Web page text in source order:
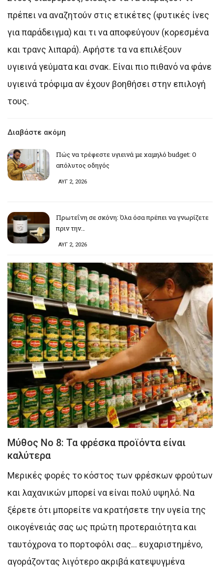
πρέπει να αναζητούν στις ετικέτες (φυτικές ίνες
για παράδειγμα) και τι να αποφεύγουν (κορεσμένα
και τρανς λιπαρά). Αφήστε τα να επιλέξουν
υγιεινά γεύματα και σνακ. Είναι πιο πιθανό να φάνε
υγιεινά τρόφιμα αν έχουν βοηθήσει στην επιλογή
τους.
Διαβάστε ακόμη
Πώς να τρέφεστε υγιεινά με χαμηλό budget: Ο
απόλυτος οδηγός
ΑΥΓ 2, 2026
Πρωτεΐνη σε σκόνη: Όλα όσα πρέπει να γνωρίζετε
πριν την…
ΑΥΓ 2, 2026
Μύθος Νο 8: Τα φρέσκα προϊόντα είναι
καλύτερα
Μερικές φορές το κόστος των φρέσκων φρούτων
και λαχανικών μπορεί να είναι πολύ υψηλό. Να
ξέρετε ότι μπορείτε να κρατήσετε την υγεία της
οικογένειάς σας ως πρώτη προτεραιότητα και
ταυτόχρονα το πορτοφόλι σας… ευχαριστημένο,
αγοράζοντας λιγότερο ακριβά κατεψυγμένα